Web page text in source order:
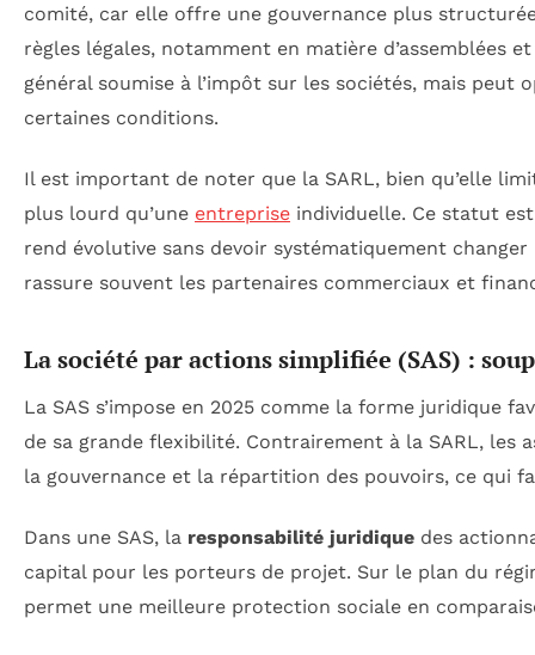
comité, car elle offre une gouvernance plus
règles légales, notamment en matière d’assemblées
général soumise à l’impôt sur les sociétés, mais
certaines conditions.
Il est important de noter que la SARL, bien qu’elle
plus lourd qu’une entreprise individuelle. Ce statut
rend évolutive sans devoir systématiquement
rassure souvent les partenaires commerciaux et
La société par actions simplifiée (SAS) :
La SAS s’impose en 2025 comme la forme juridique
de sa grande flexibilité. Contrairement à la SARL, les
la gouvernance et la répartition des pouvoirs, ce qui
Dans une SAS, la responsabilité juridique des
capital pour les porteurs de projet. Sur le plan du
permet une meilleure protection sociale en